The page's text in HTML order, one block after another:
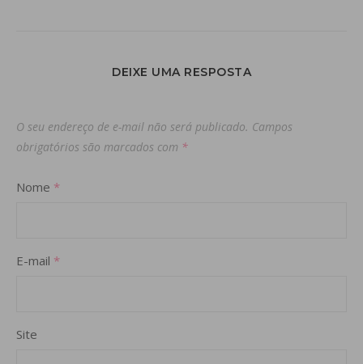
DEIXE UMA RESPOSTA
O seu endereço de e-mail não será publicado. Campos
obrigatórios são marcados com *
Nome *
E-mail *
Site